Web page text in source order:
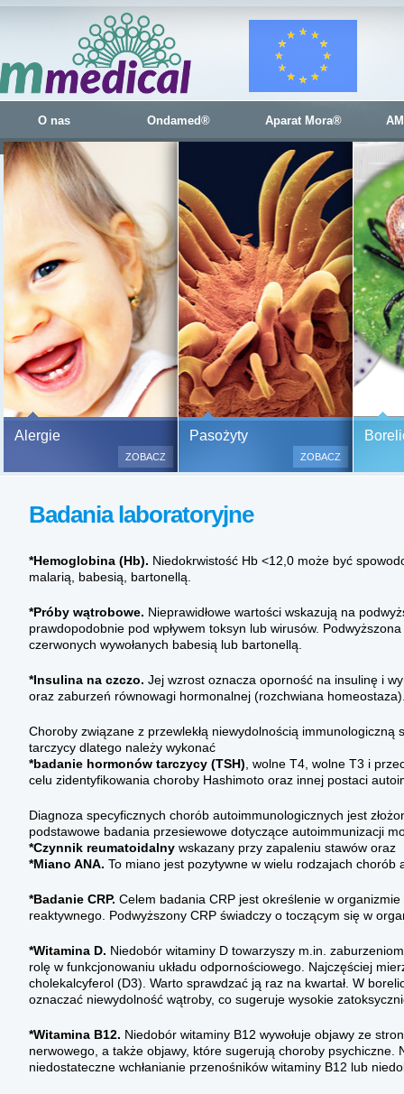
O nas Ondamed® Aparat Mora®
Alergie
Bezbolesne testy alergiczne
500 alergenów oraz zabiegi
odczulające.
(bez nakłuwania i nacinania,
ZOBACZ
Pasożyty
ZOBACZ
Badania laboratoryjne
*Hemoglobina (Hb). Niedokrwistość Hb <12,0 może być
malarią, babesią, bartonellą.
*Próby wątrobowe. Nieprawidłowe wartości wskazują na
prawdopodobnie pod wpływem toksyn lub wirusów.
czerwonych wywołanych babesią lub bartonellą.
*Insulina na czczo. Jej wzrost oznacza oporność na insulinę i
oraz zaburzeń równowagi hormonalnej (rozchwiana
Choroby związane z przewlekłą niewydolnością immunologiczną
tarczycy dlatego należy wykonać
*badanie hormonów tarczycy (TSH), wolne T4, wolne T3 i
celu zidentyfikowania choroby Hashimoto oraz innej postaci
Diagnoza specyficznych chorób autoimmunologicznych jest
podstawowe badania przesiewowe dotyczące autoimmunizacji
*Czynnik reumatoidalny wskazany przy zapaleniu stawów oraz
*Miano ANA. To miano jest pozytywne w wielu rodzajach chorób
*Badanie CRP. Celem badania CRP jest określenie w
reaktywnego. Podwyższony CRP świadczy o toczącym się w
*Witamina D. Niedobór witaminy D towarzyszy m.in.
rolę w funkcjonowaniu układu odpornościowego. Najczęściej
cholekalcyferol (D3). Warto sprawdzać ją raz na kwartał. W
oznaczać niewydolność wątroby, co sugeruje wysokie
*Witamina B12. Niedobór witaminy B12 wywołuje objawy ze
nerwowego, a także objawy, które sugerują choroby psychiczne.
niedostateczne wchłanianie przenośników witaminy B12 lub